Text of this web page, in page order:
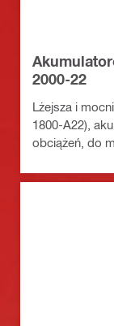
2000-22
Lżejsza i
1800-A22),
obciążeń, do